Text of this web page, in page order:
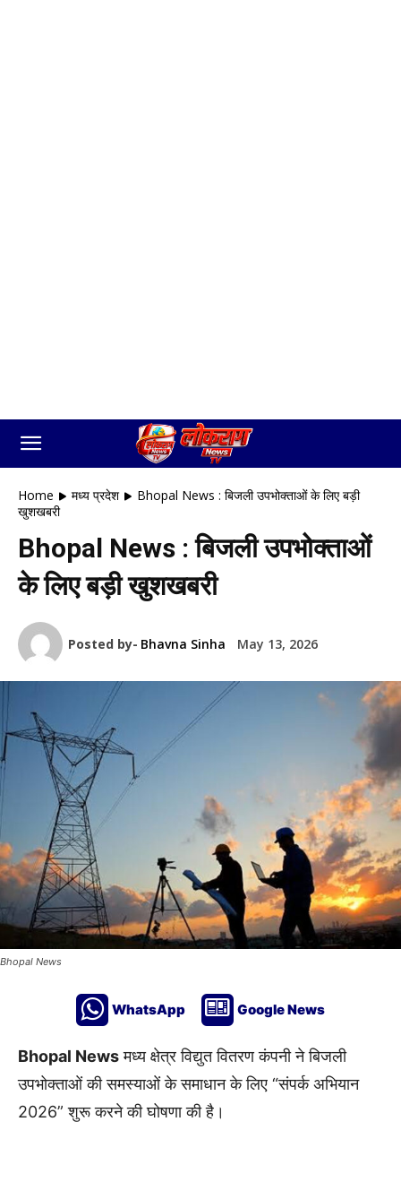
Home मध्य प्रदेश
Bhopal News : बिजली उपभोक्ताओं के लिए बड़ी
खुशखबरी
Bhopal News : बिजली उपभोक्ताओं
के लिए बड़ी खुशखबरी
Posted by- Bhavna Sinha May 13, 2026
Bhopal News
WhatsApp Google News
Bhopal Newsमध्य क्षेत्र विद्युत वितरण कंपनीने बिजली
उपभोक्ताओं की समस्याओं के समाधान के लिए “संपर्क अभियान
2026” शुरू करने की घोषणा की है।